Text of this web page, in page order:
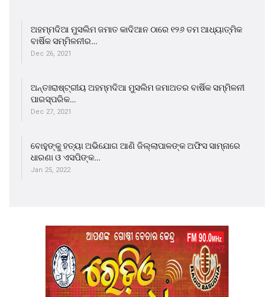
ଅହମ୍ମଦିଆ ମୁସଲିମ ଜମାତ କାଦିଆନ ଠାରେ ୧୨୬ ତମ ଆଧ୍ୟାତ୍ମିକ
ବାର୍ଷିକ ସମ୍ମିଳନୀର…
Dec 26, 2021
ଅନ୍ତଃରାଷ୍ଟ୍ରୀୟ ଅହମ୍ମଦିଆ ମୁସଲିମ ଜମାଅତର ବାର୍ଷିକ ସମ୍ମିଳନୀ
ପାରସ୍ପରିକ…
Dec 27, 2021
ବୋହୁଙ୍କୁ ହତ୍ୟା ଅଭିଯୋଗ ଆଣି ଜିଲ୍ଲାପାଳଙ୍କ ଅଫିସ ସାମ୍ନାରେ
ଧାରଣା ଓ ଏସପିଙ୍କ…
Jan 25, 2022